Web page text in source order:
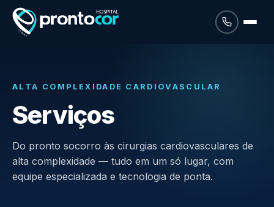
ALTA COMPLEXIDADE CARDIOVASCULAR
Serviços
Do pronto socorro às cirurgias cardiovasculares de
alta complexidade — tudo em um só lugar, com
equipe especializada e tecnologia de ponta.